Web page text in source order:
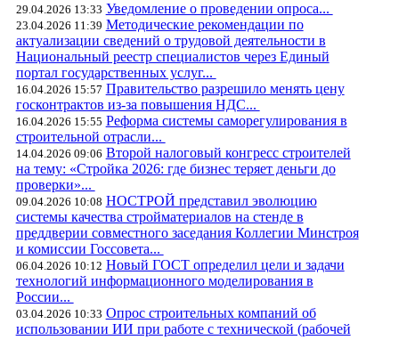
29.04.2026 13:33 Уведомление о проведении опроса...
23.04.2026 11:39 Методические рекомендации по
актуализации сведений о трудовой деятельности в
Национальный реестр специалистов через Единый
портал государственных услуг...
16.04.2026 15:57 Правительство разрешило менять цену
госконтрактов из-за повышения НДС...
16.04.2026 15:55 Реформа системы саморегулирования в
строительной отрасли...
14.04.2026 09:06 Второй налоговый конгресс строителей
на тему: «Стройка 2026: где бизнес теряет деньги до
проверки»...
09.04.2026 10:08 НОСТРОЙ представил эволюцию
системы качества стройматериалов на стенде в
преддверии совместного заседания Коллегии Минстроя
и комиссии Госсовета...
06.04.2026 10:12 Новый ГОСТ определил цели и задачи
технологий информационного моделирования в
России...
03.04.2026 10:33 Опрос строительных компаний об
использовании ИИ при работе с технической (рабочей